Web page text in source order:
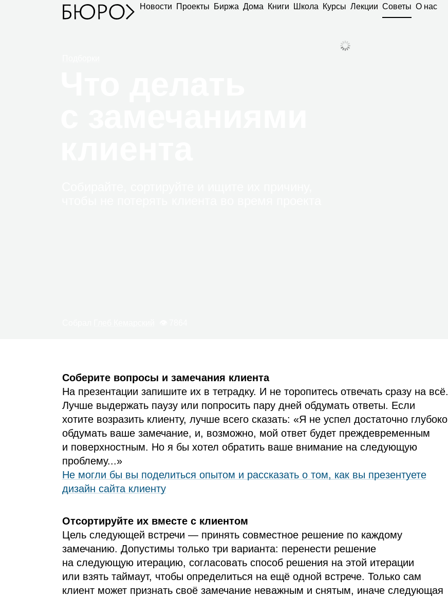
Новости Проекты Биржа Дома Книги Школа Курсы Лекции Советы О нас
Соберите вопросы и замечания клиента
На презентации запишите их в тетрадку. И не торопитесь отвечать сразу на всё.
Лучше выдержать паузу или попросить пару дней обдумать ответы. Если
хотите возразить клиенту, лучше всего сказать: «Я не успел достаточно глубоко
обдумать ваше замечание, и, возможно, мой ответ будет преждевременным
и поверхностным. Но я бы хотел обратить ваше внимание на следующую
проблему...»
Не могли бы вы поделиться опытом и рассказать о том, как вы презентуете
дизайн сайта клиенту
Отсортируйте их вместе с клиентом
Цель следующей встречи — принять совместное решение по каждому
замечанию. Допустимы только три варианта: перенести решение
на следующую итерацию, согласовать способ решения на этой итерации
или взять таймаут, чтобы определиться на ещё одной встрече. Только сам
клиент может признать своё замечание неважным и снятым, иначе следующая